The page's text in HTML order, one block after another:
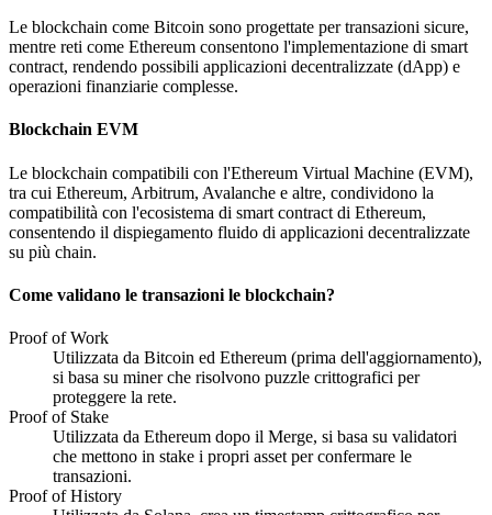
Le blockchain come Bitcoin sono progettate per transazioni sicure,
mentre reti come Ethereum consentono l'implementazione di smart
contract, rendendo possibili applicazioni decentralizzate (dApp) e
operazioni finanziarie complesse.
Blockchain EVM
Le blockchain compatibili con l'Ethereum Virtual Machine (EVM),
tra cui Ethereum, Arbitrum, Avalanche e altre, condividono la
compatibilità con l'ecosistema di smart contract di Ethereum,
consentendo il dispiegamento fluido di applicazioni decentralizzate
su più chain.
Come validano le transazioni le blockchain?
Proof of Work
Utilizzata da Bitcoin ed Ethereum (prima dell'aggiornamento),
si basa su miner che risolvono puzzle crittografici per
proteggere la rete.
Proof of Stake
Utilizzata da Ethereum dopo il Merge, si basa su validatori
che mettono in stake i propri asset per confermare le
transazioni.
Proof of History